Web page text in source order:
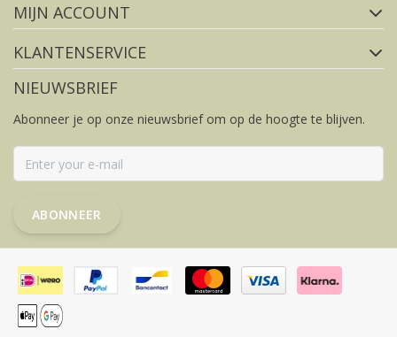
MIJN ACCOUNT
KLANTENSERVICE
NIEUWSBRIEF
Abonneer je op onze nieuwsbrief om op de hoogte te blijven.
ABONNEER